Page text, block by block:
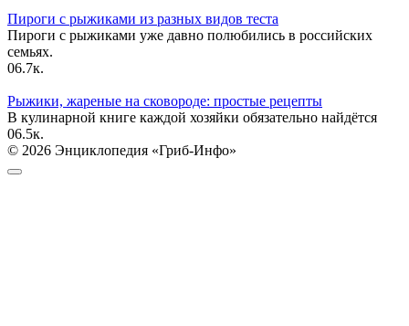
Пироги с рыжиками из разных видов теста
Пироги с рыжиками уже давно полюбились в российских
семьях.
06.7к.
Рыжики, жареные на сковороде: простые рецепты
В кулинарной книге каждой хозяйки обязательно найдётся
06.5к.
© 2026 Энциклопедия «Гриб-Инфо»